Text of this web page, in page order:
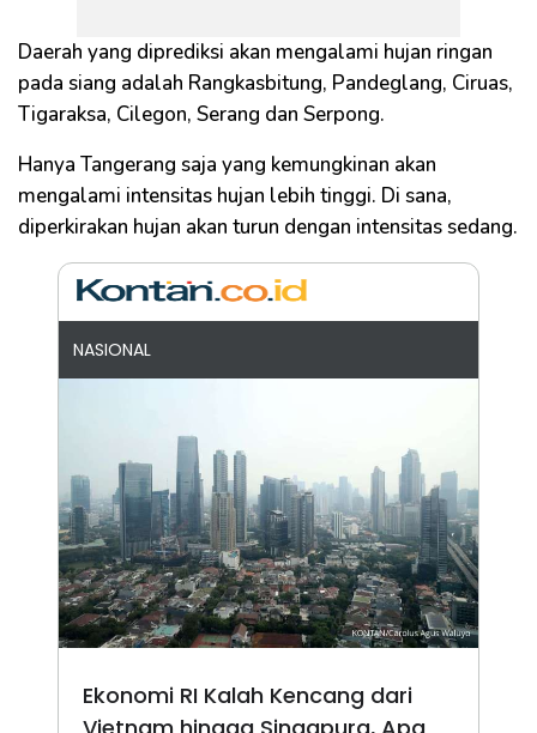
Daerah yang diprediksi akan mengalami hujan ringan
pada siang adalah Rangkasbitung, Pandeglang, Ciruas,
Tigaraksa, Cilegon, Serang dan Serpong.
Hanya Tangerang saja yang kemungkinan akan
mengalami intensitas hujan lebih tinggi. Di sana,
diperkirakan hujan akan turun dengan intensitas sedang.
NASIONAL
Ekonomi RI Kalah Kencang dari